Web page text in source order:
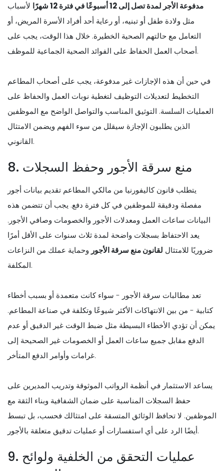
مدفوعة الأجر لمدة تصل إلى 12 أسبوعًا في فترة 12 شهرًا
لأسباب
مثل ولادة طفل أو تبنيه، أو رعاية أحد أفراد الأسرة المريض، أو
التعامل مع حالتهم الصحية الخطيرة. خلال هذا الوقت، يجب على
أصحاب العمل الحفاظ على الفوائد الصحية الجماعية للموظف.
في حين أن هذه الإجازات غير مدفوعة، يجب على أصحاب المطاعم
التخطيط لتعديلات التوظيف لتغطية نوبات العمل والحفاظ على
العمليات السلسة. التوثيق المناسب والتواصل الواضح مع الموظفين
الذين يطلبون الإجازة سيقلل من سوء الفهم ويضمن الامتثال
القانوني.
8. منع سرقة الأجور وحفظ السجلات
يتطلب قانون كاليفورنيا من مالكي المطاعم تقديم بيانات أجور
مفصلة ودقيقة للموظفين في كل فترة دفع. يجب أن تتضمن هذه
البيانات ساعات العمل ومعدلات الأجور والخصومات وصافي الأجور.
يعد الاحتفاظ بسجلات واضحة لمدة ثلاث سنوات على الأقل أمرًا
ضروريًا للامتثال لقانون منع سرقة الأجور وحماية عملك من النزاعات
المكلفة.
تعد مطالبات سرقة الأجور - سواء كانت متعمدة أو بسبب أخطاء
كتابية - من بين الانتهاكات الأكثر شيوعًا وتكلفة في صناعة المطاعم.
يمكن أن تؤدي الأخطاء البسيطة مثل ضبط الوقت غير الدقيق أو عدم
الدفع مقابل جميع ساعات العمل أو الخصومات غير الصحيحة إلى
غرامات وأوامر الدفع المتأخر.
يساعد الاستثمار في أنظمة الرواتب الموثوقة وتدريب المديرين على
حفظ السجلات المناسبة على ضمان الشفافية وبناء الثقة مع
الموظفين. لا تحافظ الوثائق المتسقة على امتثالك فحسب، بل تبسط
أيضًا الرد على أي استفسارات أو عمليات تدقيق متعلقة بالأجور.
9. عمليات التحقق من الخلفية ولوائح